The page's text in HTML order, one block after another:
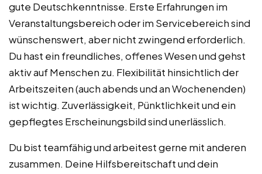
gute Deutschkenntnisse. Erste Erfahrungen im
Veranstaltungsbereich oder im Servicebereich sind
wünschenswert, aber nicht zwingend erforderlich.
Du hast ein freundliches, offenes Wesen und gehst
aktiv auf Menschen zu. Flexibilität hinsichtlich der
Arbeitszeiten (auch abends und an Wochenenden)
ist wichtig. Zuverlässigkeit, Pünktlichkeit und ein
gepflegtes Erscheinungsbild sind unerlässlich.
Du bist teamfähig und arbeitest gerne mit anderen
zusammen. Deine Hilfsbereitschaft und dein